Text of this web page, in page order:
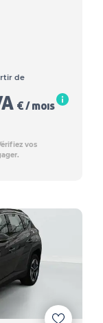
de
€ / mois
vos